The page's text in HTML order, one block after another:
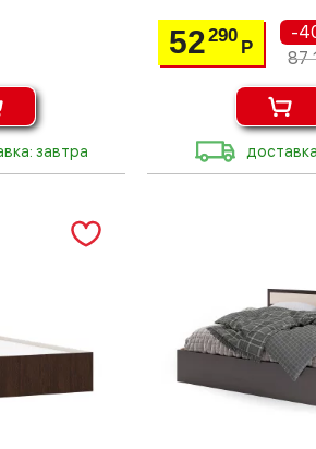
завтра
52290
Р
-
87